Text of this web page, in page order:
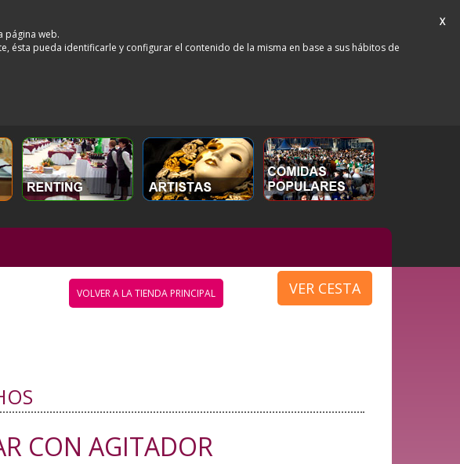
X
página web.
ésta pueda identificarle y configurar el contenido de la misma en base a sus hábitos de
VER CESTA
VOLVER A LA TIENDA PRINCIPAL
CON AGITADOR